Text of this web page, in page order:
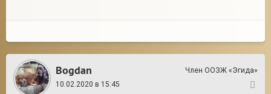
Bogdan
Член ООЗЖ «Эгида»
10.02.2020 в 15:45